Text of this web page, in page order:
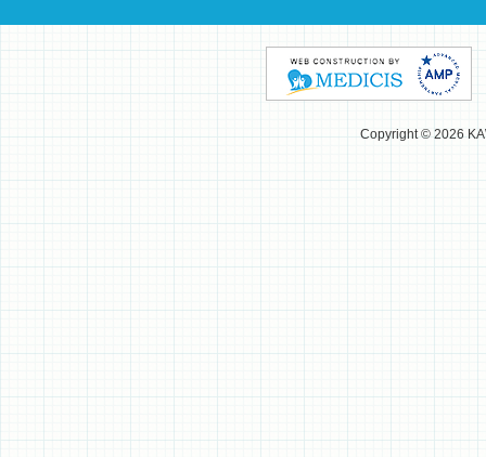
Copyright © 2026